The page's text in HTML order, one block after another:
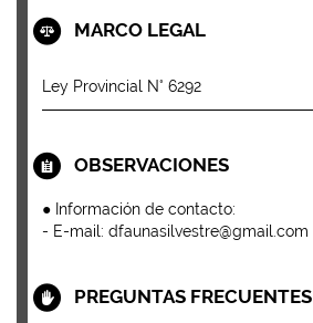
MARCO LEGAL
Ley Provincial N° 6292
OBSERVACIONES
● Información de contacto:
- E-mail: dfaunasilvestre@gmail.com
PREGUNTAS FRECUENTES